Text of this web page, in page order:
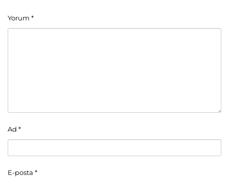
Yorum *
Ad *
E-posta *